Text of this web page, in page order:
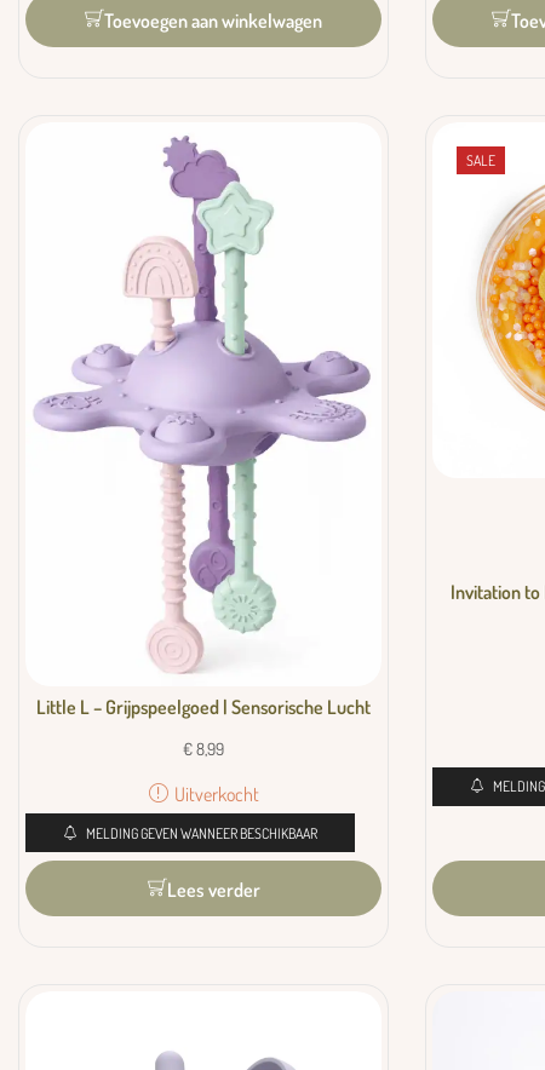
Toevoegen aan winkelwagen
Little L – Grijpspeelgoed | Sensorische Lucht
€8,99
Uitverkocht
MELDING GEVEN WANNEER BESCHIKBAAR
Lees verder
SALE
Invitation to